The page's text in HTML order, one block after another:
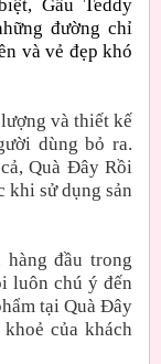
Gấu Teddy
đường chỉ
và vẻ đẹp khó
và thiết kế
dùng bỏ ra.
Quà Đây Rồi
khi sử dụng sản
đầu trong
luôn chú ý đến
tại Quà Đây
của khách